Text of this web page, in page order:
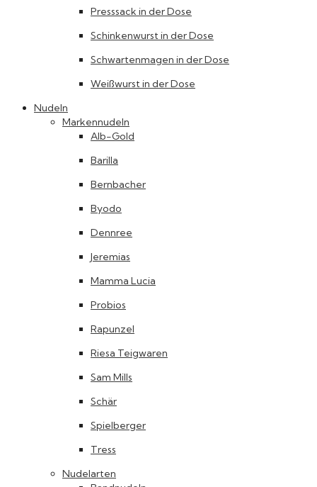
Presssack in der Dose
Schinkenwurst in der Dose
Schwartenmagen in der Dose
Weißwurst in der Dose
Nudeln
Markennudeln
Alb-Gold
Barilla
Bernbacher
Byodo
Dennree
Jeremias
Mamma Lucia
Probios
Rapunzel
Riesa Teigwaren
Sam Mills
Schär
Spielberger
Tress
Nudelarten